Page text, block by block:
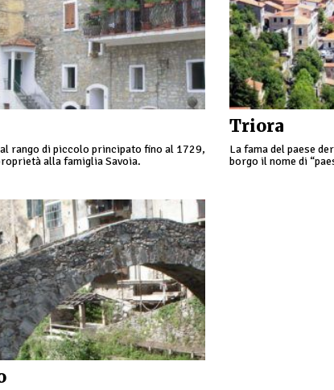
rango di piccolo principato fino al 1729,
alla famiglia Savoia.
Triora
La fama del paese
borgo il nome di